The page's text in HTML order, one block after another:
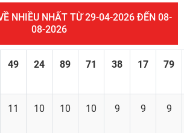
NHIỀU NHẤT TỪ 29-04-2026 ĐẾN 08-
08-2026
49 24 89 71 38 17 79
11 10 10 10 9 9 9